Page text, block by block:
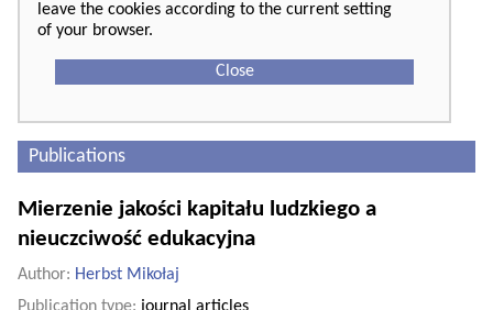
leave the cookies according to the current setting
of your browser.
Close
Publications
Mierzenie jakości kapitału ludzkiego a
nieuczciwość edukacyjna
Author: Herbst Mikołaj